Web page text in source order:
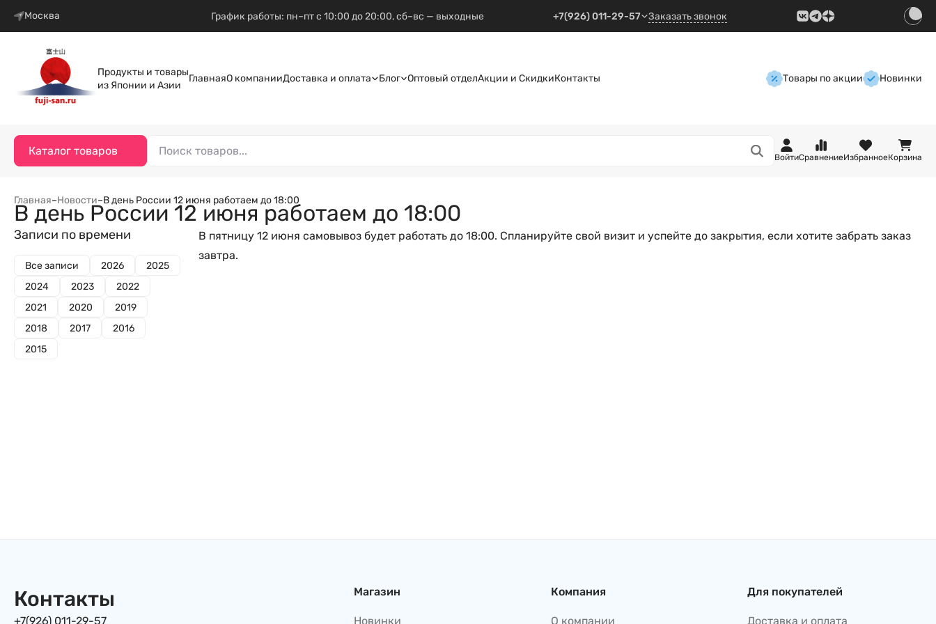
Москва График работы: пн–пт с 10:00 до 20:00, сб–вс — выходные +7(926) 011-29-57 Заказать звонок
Продукты и товары
из Японии и Азии
ГлавнаяО компанииДоставка и оплата Блог Оптовый отделАкции и СкидкиКонтакты Товары по акции Новинки
Каталог товаров
ВойтиСравнениеИзбранноеКорзина
Главная–Новости–В день России 12 июня работаем до 18:00
В день России 12 июня работаем до 18:00
В пятницу 12 июня самовывоз будет работать до 18:00. Спланируйте свой визит и успейте до закрытия, если хотите забрать заказ
завтра.
Записи по времени
Все записи 2026
2025
2024
2023
2022
2021
2020
2019
2018
2017
2016
2015
Контакты
+7(926) 011-29-57
Магазин
Новинки
Компания
О компании
Для покупателей
Доставка и оплата